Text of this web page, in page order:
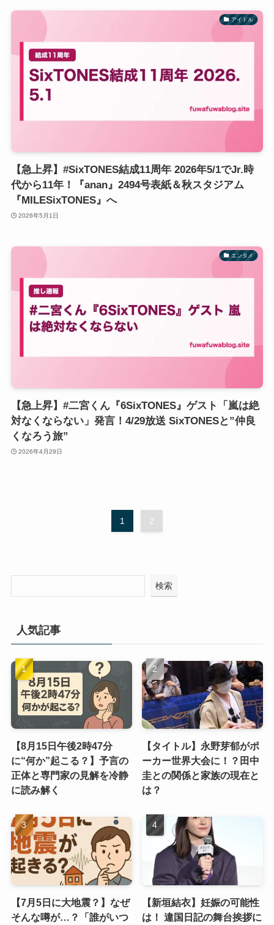
アイドル
【急上昇】#SixTONES結成11周年 2026年5/1でJr.時
代から11年！『anan』2494号表紙＆秋スタジアム
『MILESixTONES』へ
2026年5月1日
エンタメ
【急上昇】#二宮くん『6SixTONES』ゲスト「嵐は絶
対なくならない」発言！4/29放送 SixTONESと”仲良
くなろう旅”
2026年4月29日
1 2
検索
人気記事
【8月15日午後2時47分
に“何か”起こる？】予言の
正体と専門家の見解を冷静
に読み解く
【タイトル】永野芽郁がポ
ーカー世界大会に！？田中
圭との関係と家族の現在と
は？
【7月5日に大地震？】なぜ
そんな噂が…？「誰がいつ
【新垣結衣】妊娠の可能性
は！ 違国日記の舞台挨拶に